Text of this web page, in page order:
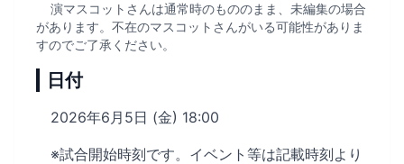
演マスコットさんは通常時のもののまま、未編集の場合
があります。不在のマスコットさんがいる可能性がありま
すのでご了承ください。
日付
2026年6月5日 (金) 18:00
※試合開始時刻です。イベント等は記載時刻より